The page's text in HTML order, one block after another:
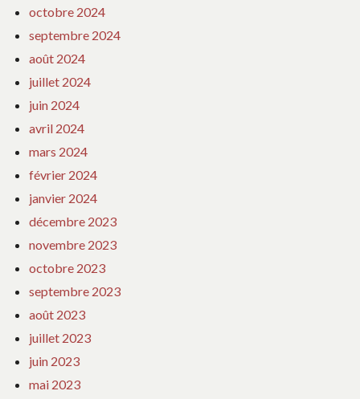
octobre 2024
septembre 2024
août 2024
juillet 2024
juin 2024
avril 2024
mars 2024
février 2024
janvier 2024
décembre 2023
novembre 2023
octobre 2023
septembre 2023
août 2023
juillet 2023
juin 2023
mai 2023